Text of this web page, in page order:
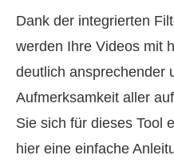
Dank der integrierten
werden Ihre Videos mit
deutlich ansprechender
Aufmerksamkeit aller
Sie sich für dieses Tool
hier eine einfache